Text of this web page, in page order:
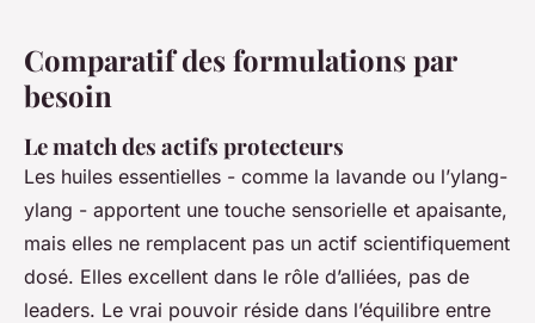
Comparatif des formulations par
besoin
Le match des actifs protecteurs
Les huiles essentielles - comme la lavande ou l’ylang-
ylang - apportent une touche sensorielle et apaisante,
mais elles ne remplacent pas un actif scientifiquement
dosé. Elles excellent dans le rôle d’alliées, pas de
leaders. Le vrai pouvoir réside dans l’équilibre entre